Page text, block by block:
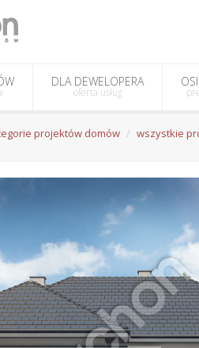
DLA DEWELOPERA
oferta usług
projektów domów wszystkie